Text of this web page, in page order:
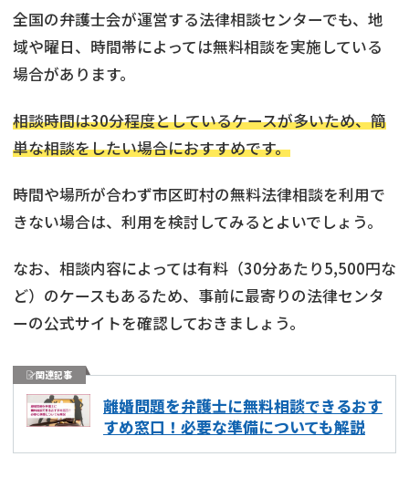
全国の弁護士会が運営する法律相談センターでも、地
域や曜日、時間帯によっては無料相談を実施している
場合があります。
相談時間は30分程度としているケースが多いため、簡
単な相談をしたい場合におすすめです。
時間や場所が合わず市区町村の無料法律相談を利用で
きない場合は、利用を検討してみるとよいでしょう。
なお、相談内容によっては有料（30分あたり5,500円な
ど）のケースもあるため、事前に最寄りの法律センタ
ーの公式サイトを確認しておきましょう。
関連記事
離婚問題を弁護士に無料相談できるおす
すめ窓口！必要な準備についても解説